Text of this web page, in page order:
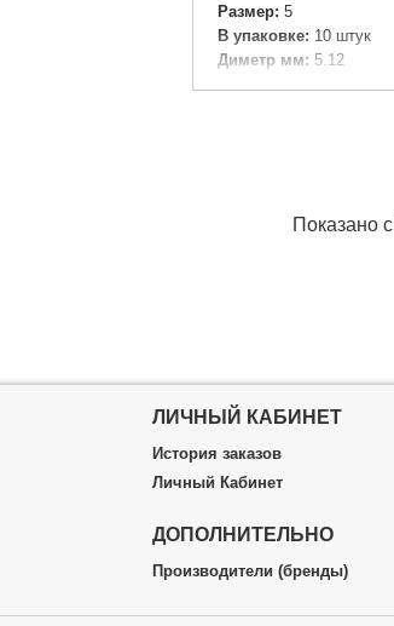
Размер: 5
В упаковке: 10 штук
Диметр мм: 5.12
Показано
ЛИЧНЫЙ КАБИНЕТ
История заказов
Личный Кабинет
ДОПОЛНИТЕЛЬНО
Производители (бренды)